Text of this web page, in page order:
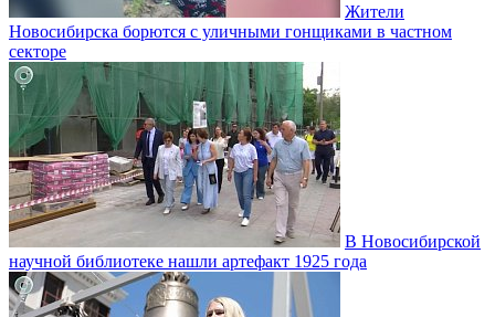
Жители
Новосибирска борются с уличными гонщиками в частном
секторе
В Новосибирской
научной библиотеке нашли артефакт 1925 года